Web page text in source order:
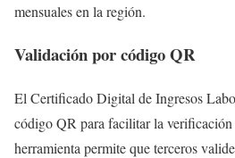
mensuales en la región.
Validación por código QR
El Certificado Digital de Ingresos
código QR para facilitar la verificación
herramienta permite que terceros